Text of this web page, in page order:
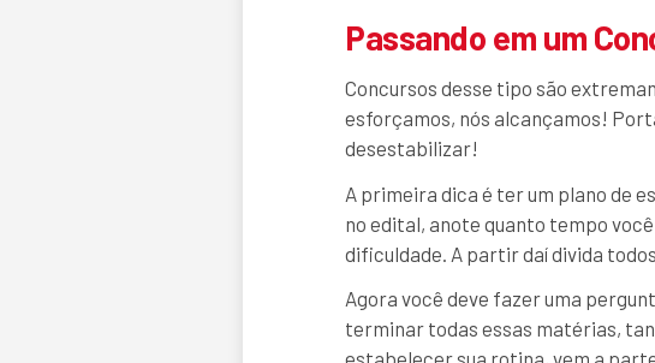
Passando em um
Concursos desse tipo são
esforçamos, nós alcançamos!
desestabilizar!
A primeira dica é ter um plano de
no edital, anote quanto tempo
dificuldade. A partir daí divida
Agora você deve fazer uma
terminar todas essas matérias,